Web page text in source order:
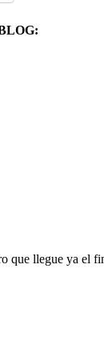
que llegue ya el